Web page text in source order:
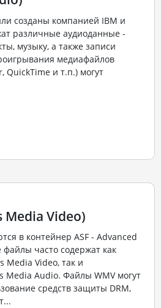
созданы компанией IBM и
различные аудиоданные -
музыку, а также записи
медиафайлов
QuickTime и т.п.) могут
Media Video)
в контейнер ASF - Advanced
файлы часто содержат как
Media Video, так и
Media Audio. Файлы WMV могут
средств защиты DRM,